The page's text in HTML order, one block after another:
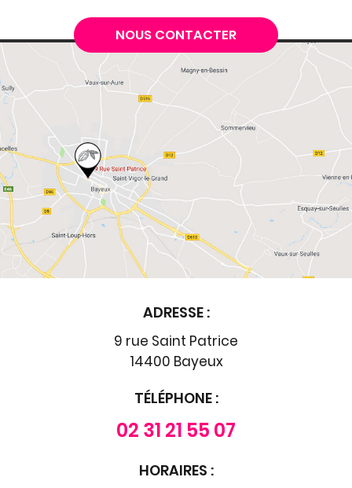
ADRESSE :
9 rue Saint Patrice
14400 Bayeux
TÉLÉPHONE :
02 31 21 55 07
HORAIRES :
NOUS CONTACTER